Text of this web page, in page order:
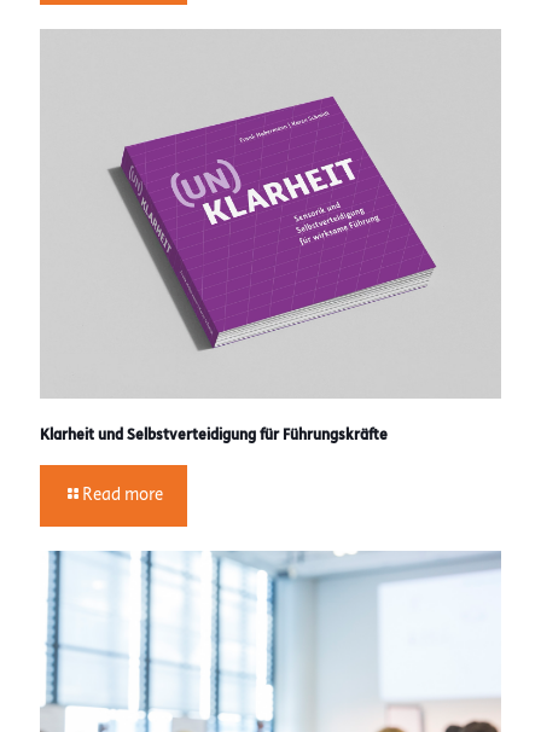
Klarheit und Selbstverteidigung für Führungskräfte
Read more